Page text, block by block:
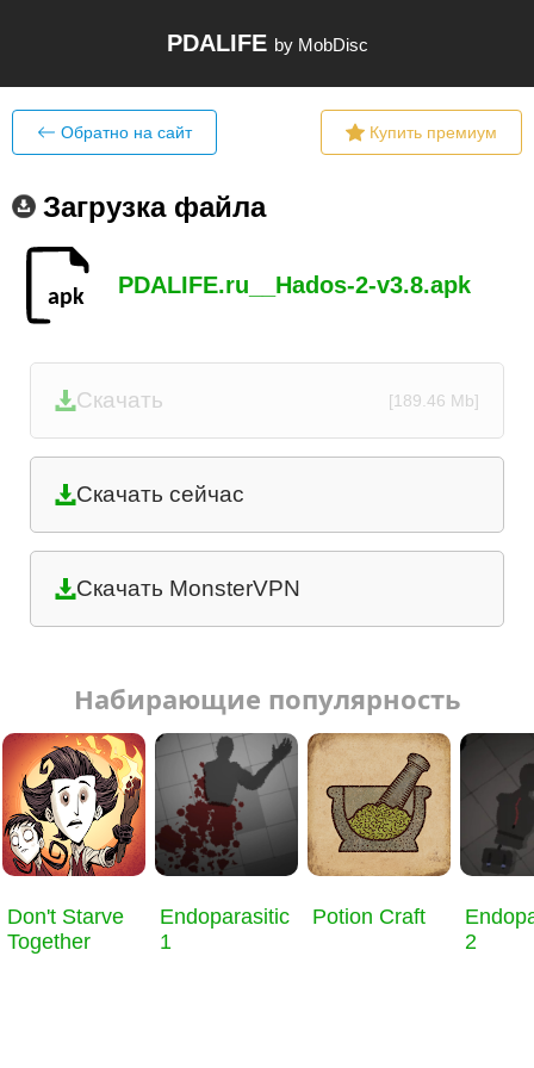
PDALIFE by MobDisc
Обратно на сайт Купить премиум
Загрузка файла
PDALIFE.ru__Hados-2-v3.8.apk
Скачать [189.46 Mb]
Скачать сейчас
Скачать MonsterVPN
Набирающие популярность
Don't Starve
Together
Endoparasitic
1
Potion Craft
2